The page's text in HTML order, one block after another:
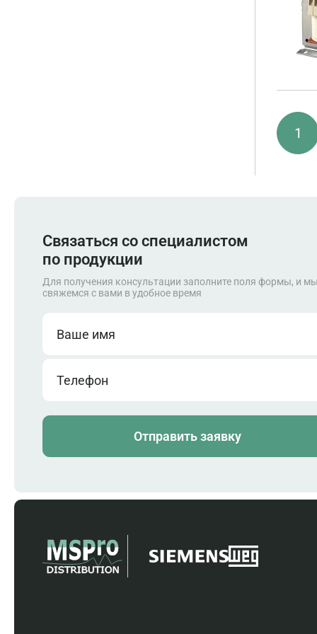
1
Связаться со специалистом
по продукции
Для получения консультации заполните поля формы, и мы
свяжемся с вами в удобное время
Ваше имя
Телефон
Отправить заявку